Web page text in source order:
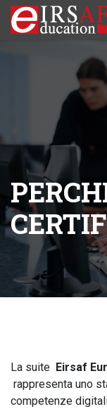
Skip to Content
La suite Eirsaf
rappresenta uno
competenze